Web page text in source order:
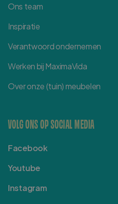
Ons team
Inspiratie
Verantwoord ondernemen
Werken bij MaximaVida
Over onze (tuin) meubelen
VOLG ONS OP SOCIAL MEDIA
Facebook
Youtube
Instagram